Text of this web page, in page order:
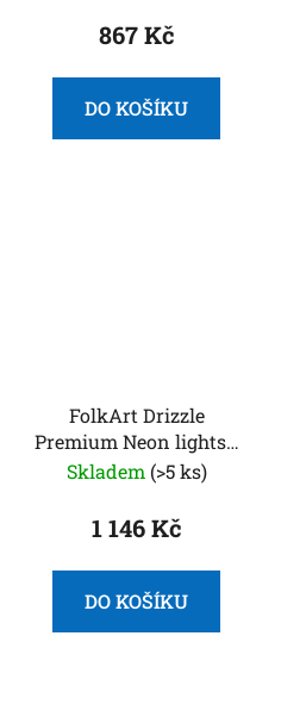
867 Kč
DO KOŠÍKU
FolkArt Drizzle
Premium Neon lights -
Sada akrylových barev
Skladem (>5 ks)
1 146 Kč
DO KOŠÍKU